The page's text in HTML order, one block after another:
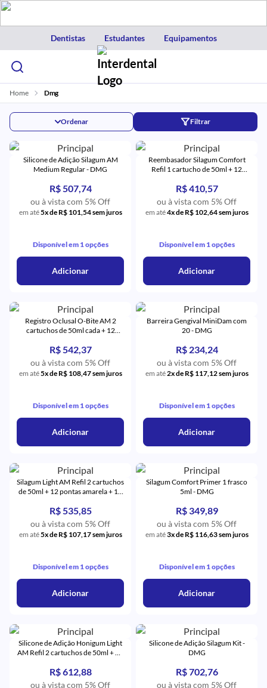
Dentistas Estudantes Equipamentos
Home Dmg
Filtrar
Ordenar
Silicone de Adição Silagum AM
Medium Regular - DMG
R$ 507,74
ou à vista com 5% Off
em até5x de R$ 101,54 sem juros
Disponível em 1 opções
Adicionar
Reembasador Silagum Comfort
Refil 1 cartucho de 50ml + 12
R$ 410,57
ou à vista com 5% Off
em até4x de R$ 102,64 sem juros
Disponível em 1 opções
Adicionar
Registro Oclusal O-Bite AM 2
cartuchos de 50ml cada + 12
R$ 542,37
ou à vista com 5% Off
em até5x de R$ 108,47 sem juros
Disponível em 1 opções
Adicionar
Barreira Gengival MiniDam com
20 - DMG
R$ 234,24
ou à vista com 5% Off
em até2x de R$ 117,12 sem juros
Disponível em 1 opções
Adicionar
Silagum Light AM Refil 2 cartuchos
de 50ml + 12 pontas amarela + 12
R$ 535,85
ou à vista com 5% Off
em até5x de R$ 107,17 sem juros
Disponível em 1 opções
Adicionar
Silagum Comfort Primer 1 frasco
5ml - DMG
R$ 349,89
ou à vista com 5% Off
em até3x de R$ 116,63 sem juros
Disponível em 1 opções
Adicionar
Silicone de Adição Honigum Light
AM Refil 2 cartuchos de 50ml + 12
DMG
R$ 612,88
ou à vista com 5% Off
Silicone de Adição Silagum Kit -
DMG
R$ 702,76
ou à vista com 5% Off